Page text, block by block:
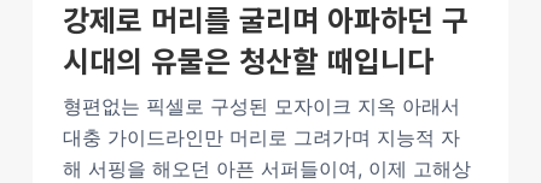
강제로 머리를 굴리며 아파하던 구
시대의 유물은 청산할 때입니다
형편없는 픽셀로 구성된 모자이크 지옥 아래서
대충 가이드라인만 머리로 그려가며 지능적 자
해 서핑을 해오던 아픈 서퍼들이여, 이제 고해상